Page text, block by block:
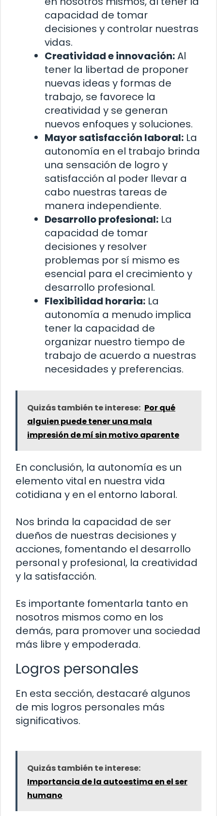
capacidad de tomar
decisiones y controlar nuestras
vidas.
Creatividad e innovación:Al
tener la libertad de proponer
nuevas ideas y formas de
trabajo, se favorece la
creatividad y se generan
nuevos enfoques y soluciones.
Mayor satisfacción laboral: La
autonomía en el trabajo brinda
una sensación de logro y
satisfacción al poder llevar a
cabo nuestras tareas de
manera independiente.
Desarrollo profesional: La
capacidad de tomar
decisiones y resolver
problemas por sí mismo es
esencial para el crecimiento y
desarrollo profesional.
Flexibilidad horaria: La
autonomía a menudo implica
tener la capacidad de
organizar nuestro tiempo de
trabajo de acuerdo a nuestras
necesidades y preferencias.
Quizás también te interese: Por qué
alguien puede tener una mala
impresión de mí sin motivo aparente
En conclusión, la autonomía es un
elemento vital en nuestra vida
cotidiana y en el entorno laboral.
Nos brinda la capacidad de ser
dueños de nuestras decisiones y
acciones, fomentando el desarrollo
personal y profesional, la creatividad
y la satisfacción.
Es importante fomentarla tanto en
nosotros mismos como en los
demás, para promover una sociedad
más libre y empoderada.
Logros personales
En esta sección, destacaré algunos
de mis logros personales más
significativos.
Quizás también te interese:
Importancia de la autoestima en el ser
humano